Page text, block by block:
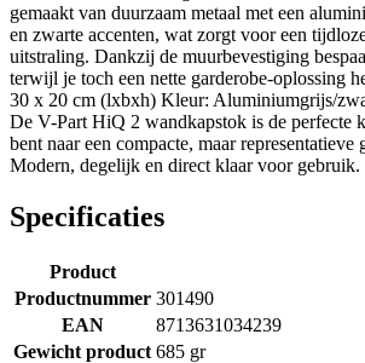
gemaakt van duurzaam metaal met een
en zwarte accenten, wat zorgt voor een
uitstraling. Dankzij de muurbevestiging
terwijl je toch een nette garderobe-oplossing
30 x 20 cm (lxbxh) Kleur: Aluminiumgrijs/
De V-Part HiQ 2 wandkapstok is de perfecte
bent naar een compacte, maar representatieve
Modern, degelijk en direct klaar voor gebruik.
Specificaties
Product
Productnummer 301490
EAN
8713631034239
Gewicht product 685 gr